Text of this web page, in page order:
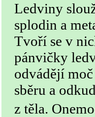
Ledviny
splodin a
Tvoří se v
pánvičky
odvádějí
sběru a
z těla.